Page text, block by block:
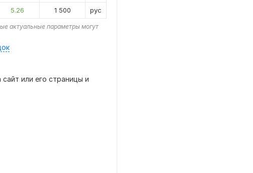
5.26 1 500 рус
актуальные параметры могут
или его страницы и